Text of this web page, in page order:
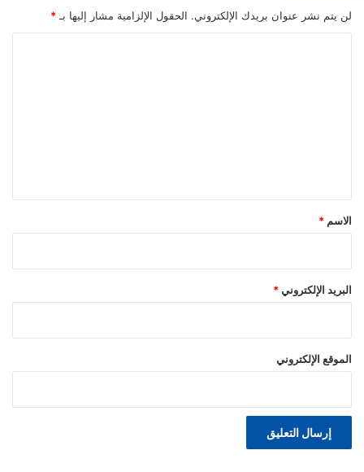
K.O
لن يتم نشر عنوان بريدك الإلكتروني. الحقول الإلزامية مشار إليها بـ *
*
الاسم *
البريد الإلكتروني *
الموقع الإلكتروني